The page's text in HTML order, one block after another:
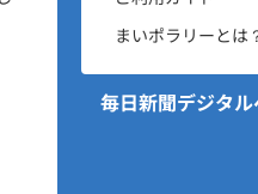
まいポラリーとは
毎日新聞デジタル